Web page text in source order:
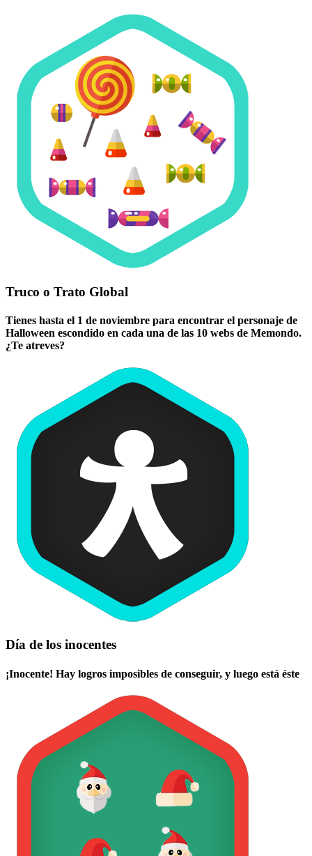
Truco o Trato Global
Tienes hasta el 1 de noviembre para encontrar el personaje de
Halloween escondido en cada una de las 10 webs de Memondo.
¿Te atreves?
Día de los inocentes
¡Inocente! Hay logros imposibles de conseguir, y luego está éste